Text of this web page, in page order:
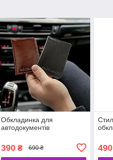
Обкладинка для
автодокументів
390₴ 690 ₴ 490